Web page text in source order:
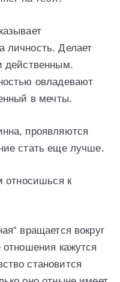
личность. Делает
действенным.
овладевают
в мечты.
проявляются
стать еще лучше.
относишься к
вращается вокруг
кажутся
становится